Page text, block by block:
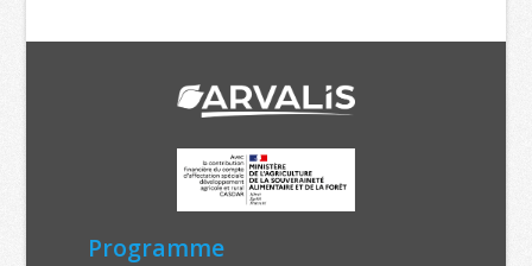
Programme